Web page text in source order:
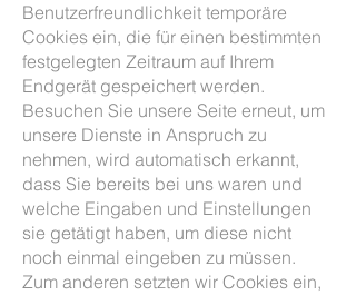
Benutzerfreundlichkeit temporäre
Cookies ein, die für einen bestimmten
festgelegten Zeitraum auf Ihrem
Endgerät gespeichert werden.
Besuchen Sie unsere Seite erneut, um
unsere Dienste in Anspruch zu
nehmen, wird automatisch erkannt,
dass Sie bereits bei uns waren und
welche Eingaben und Einstellungen
sie getätigt haben, um diese nicht
noch einmal eingeben zu müssen.
Zum anderen setzten wir Cookies ein,